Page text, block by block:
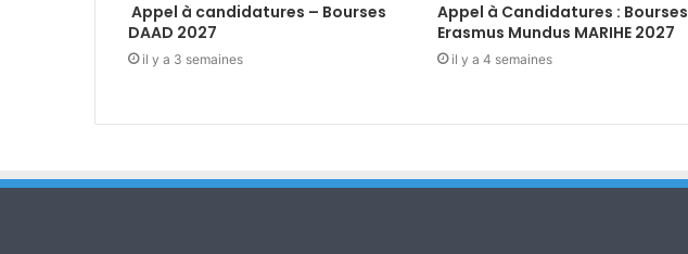
Appel à candidatures – Bourses
DAAD 2027
il y a 3 semaines
Appel à Candidatures : Bourses
Erasmus Mundus MARIHE 2027
il y a 4 semaines